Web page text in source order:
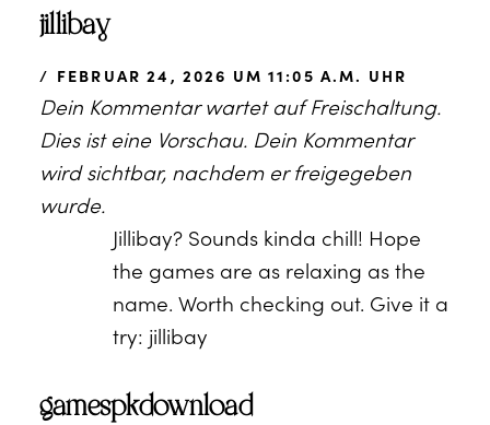
jillibay
FEBRUAR 24, 2026 UM 11:05 A.M. UHR
Dein Kommentar wartet auf Freischaltung.
Dies ist eine Vorschau. Dein Kommentar
wird sichtbar, nachdem er freigegeben
wurde.
Jillibay? Sounds kinda chill! Hope
the games are as relaxing as the
name. Worth checking out. Give it a
try: jillibay
gamespkdownload